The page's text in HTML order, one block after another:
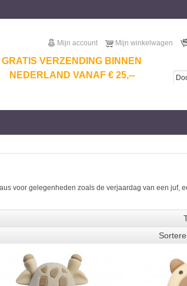
GRATIS VERZENDING BINNEN
NEDERLAND VANAF € 25,--
Mijn account Mijn winkelwagen
voor gelegenheden zoals de verjaardag van een juf,